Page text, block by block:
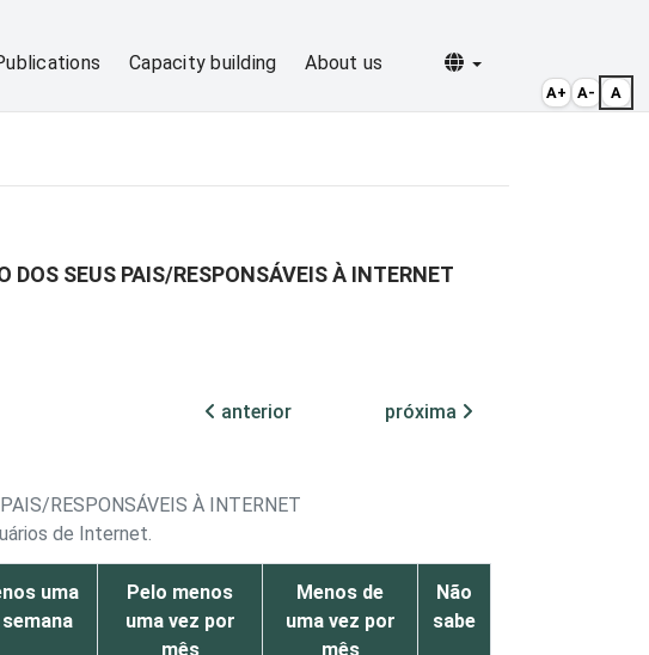
Capacity building About us Selecionar idioma
DOS SEUS PAIS/RESPONSÁVEIS À INTERNET
anterior
próxima
RESPONSÁVEIS À INTERNET
de Internet.
uma
Pelo menos
uma vez por
mês
Menos de
uma vez por
mês
Não
sabe
A+ A- A